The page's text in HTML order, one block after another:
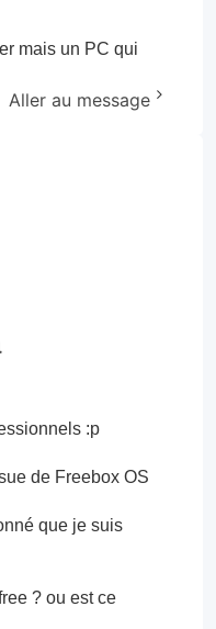
mais un PC qui
Aller au message
:p
de Freebox OS
que je suis
? ou est ce